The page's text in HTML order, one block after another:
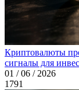
Криптовалюты
сигналы для
01 / 06 / 2026
1791